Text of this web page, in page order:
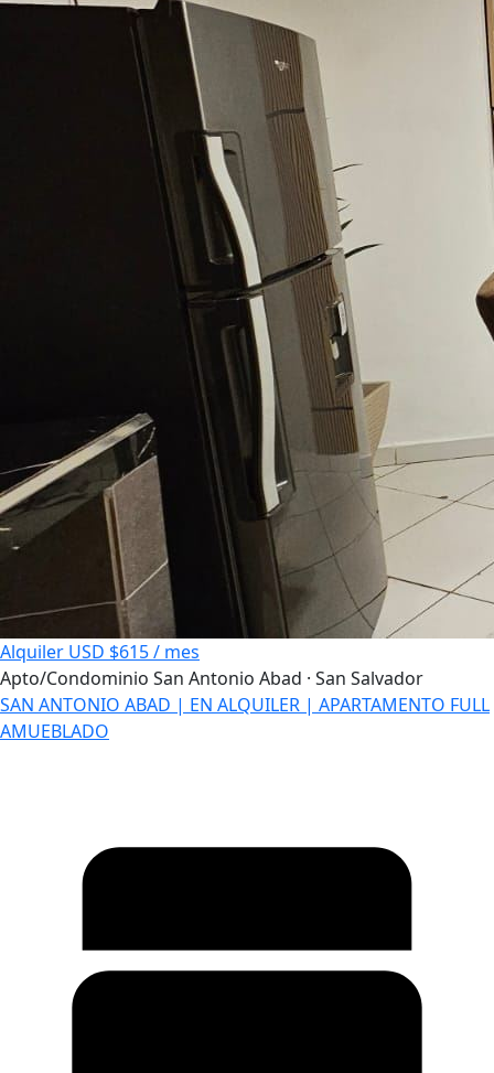
Alquiler USD $615 / mes
Apto/Condominio San Antonio Abad · San Salvador
SAN ANTONIO ABAD | EN ALQUILER | APARTAMENTO FULL
AMUEBLADO